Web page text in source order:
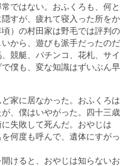
ではない。おふくろも、何と
すが、疲れて寝入った所をか
）の村田家は野毛では評判の
から、遊びも派手だったのだ
競艇、パチンコ、花札、サイ
僕も、変な知識はずいぶん早
家に居なかった。おふくろは
、僕はいやがった。四十三歳
失敗して死んだ。おやじは
何度も呼んで、遺体にすがっ
けると、おやじは知らないお